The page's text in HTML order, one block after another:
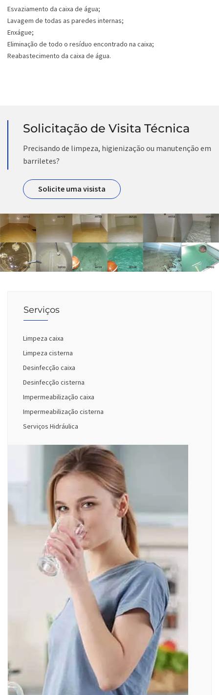
Esvaziamento da caixa de água;
Lavagem de todas as paredes internas;
Enxágue;
Eliminação de todo o resíduo encontrado na caixa;
Reabastecimento da caixa de água.
Solicitação de Visita Técnica
Precisando de limpeza, higienização ou manutenção em
barriletes?
Solicite uma visista
Serviços
Limpeza caixa
Limpeza cisterna
Desinfecção caixa
Desinfecção cisterna
Impermeabilização caixa
Impermeabilização cisterna
Serviços Hidráulica